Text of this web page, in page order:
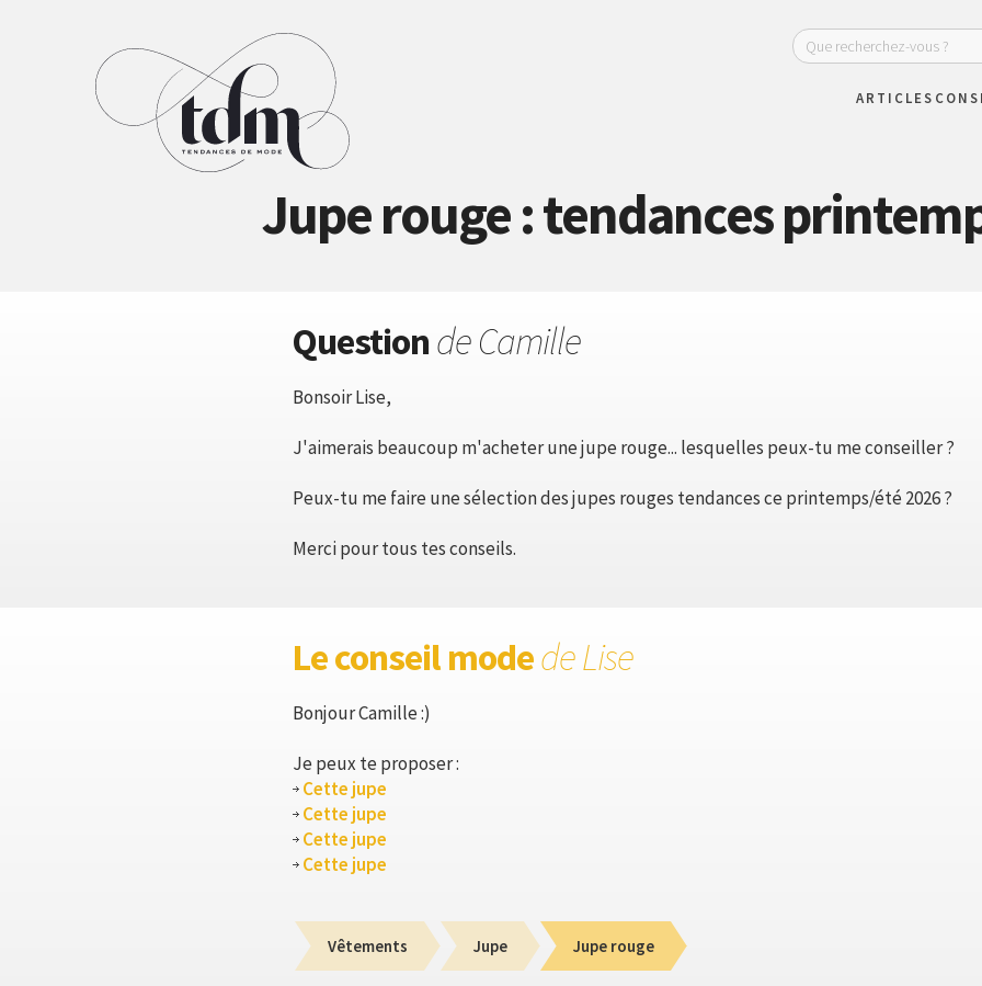
ARTICLES
Jupe rouge : tendances
Questionde Camille
Bonsoir Lise,
J'aimerais beaucoup m'acheter une jupe rouge... lesquelles peux-tu me conseiller ?
Peux-tu me faire une sélection des jupes rouges tendances ce printemps/été 2026 ?
Merci pour tous tes conseils.
Le conseil modede Lise
Bonjour Camille :)
Je peux te proposer :
Cette jupe
Cette jupe
Cette jupe
Cette jupe
Vêtements Jupe Jupe rouge